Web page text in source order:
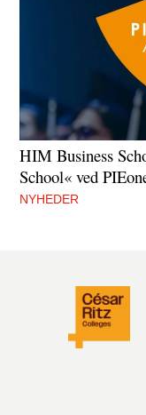
HIM Business
School« ved
NYHEDER